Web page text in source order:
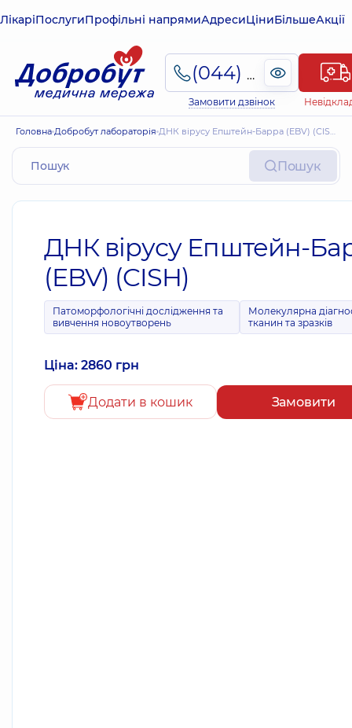
ЛікаріПослугиПрофільні напрямиАдресиЦіниБільшеАкції
(044) 495-2-888
Замовити дзвінок
Головна Добробут лабораторія ДНК вірусу Епштейн-Барра (EBV) (CISH)
Пошук
ДНК вірусу Епштейн-
(EBV) (CISH)
Патоморфологічні дослідження та
вивчення новоутворень
Молекулярна
тканин та зразків
Ціна: 2860 грн
Додати в кошик Замовити